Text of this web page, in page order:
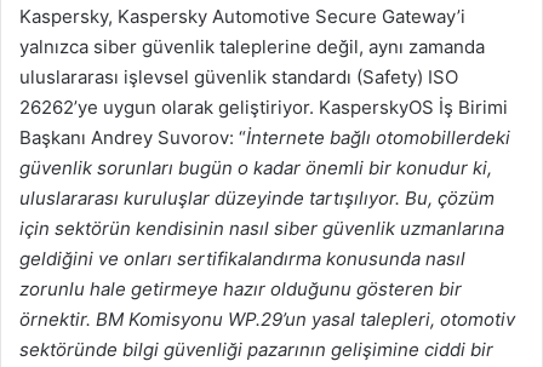
Kaspersky, Kaspersky Automotive Secure Gateway’i
yalnızca siber güvenlik taleplerine değil, aynı zamanda
uluslararası işlevsel güvenlik standardı (Safety) ISO
26262’ye uygun olarak geliştiriyor. KasperskyOS İş Birimi
Başkanı Andrey Suvorov: “İnternete bağlı otomobillerdeki
güvenlik sorunları bugün o kadar önemli bir konudur ki,
uluslararası kuruluşlar düzeyinde tartışılıyor. Bu, çözüm
için sektörün kendisinin nasıl siber güvenlik uzmanlarına
geldiğini ve onları sertifikalandırma konusunda nasıl
zorunlu hale getirmeye hazır olduğunu gösteren bir
örnektir. BM Komisyonu WP.29’un yasal talepleri, otomotiv
sektöründe bilgi güvenliği pazarının gelişimine ciddi bir